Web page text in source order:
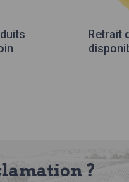
Retrait
?